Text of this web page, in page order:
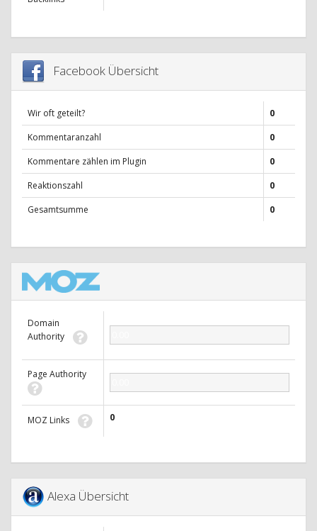
Facebook Übersicht
Wir oft geteilt?
0
Kommentaranzahl
0
Kommentare zählen im Plugin
0
Reaktionszahl
0
Gesamtsumme
0
Domain
Authority
Page Authority
MOZ Links 0
Alexa Übersicht